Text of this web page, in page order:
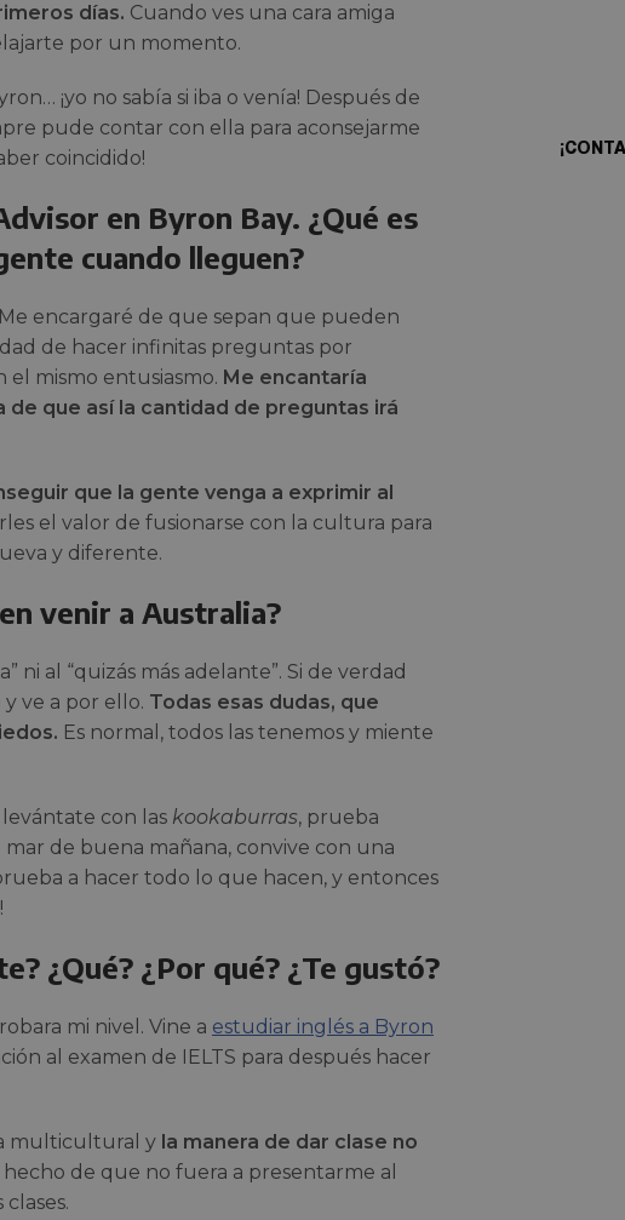
días. Cuando ves una cara amiga
por un momento.
¡yo no sabía si iba o venía! Después de
pude contar con ella para aconsejarme
coincidido!
en Byron Bay. ¿Qué es
cuando lleguen?
encargaré de que sepan que pueden
de hacer infinitas preguntas por
mismo entusiasmo. Me encantaría
que así la cantidad de preguntas irá
que la gente venga a exprimir al
el valor de fusionarse con la cultura para
y diferente.
venir a Australia?
ni al “quizás más adelante”. Si de verdad
ve a por ello. Todas esas dudas, que
Es normal, todos las tenemos y miente
con las kookaburras, prueba
mar de buena mañana, convive con una
a hacer todo lo que hacen, y entonces
¿Qué? ¿Por qué? ¿Te gustó?
mi nivel. Vine a estudiar inglés a Byron
al examen de IELTS para después hacer
multicultural y la manera de dar clase no
hecho de que no fuera a presentarme al